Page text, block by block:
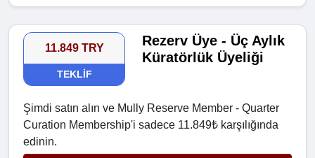
11.849 TRY
TEKLIF
Rezerv Üye - Üç Aylık
Küratörlük Üyeliği
Şimdi satın alın ve Mully Reserve Member - Quarter
Curation Membership'i sadece 11.849₺ karşılığında
edinin.